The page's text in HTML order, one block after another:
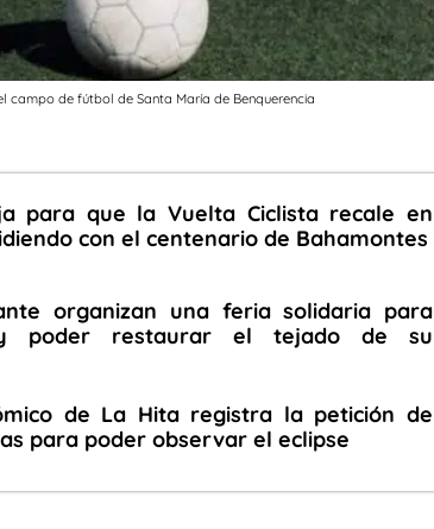
campo de fútbol de Santa María de Benquerencia
para que la Vuelta Ciclista recale en
con el centenario de Bahamontes
organizan una feria solidaria para
poder restaurar el tejado de su
de La Hita registra la petición de
para poder observar el eclipse